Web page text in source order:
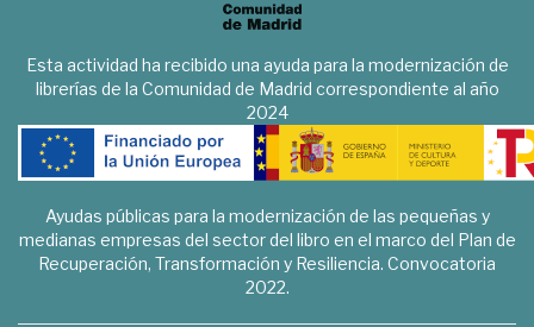
Esta actividad ha recibido una ayuda para la modernización de
librerías de la Comunidad de Madrid correspondiente al año
2024
Ayudas públicas para la modernización de las pequeñas y
medianas empresas del sector del libro en el marco del Plan de
Recuperación, Transformación y Resiliencia. Convocatoria
2022.